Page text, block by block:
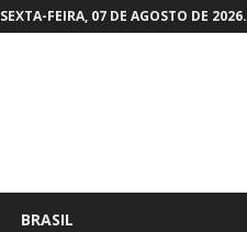
SEXTA-FEIRA, 07 DE AGOSTO DE 2026.
BRASIL